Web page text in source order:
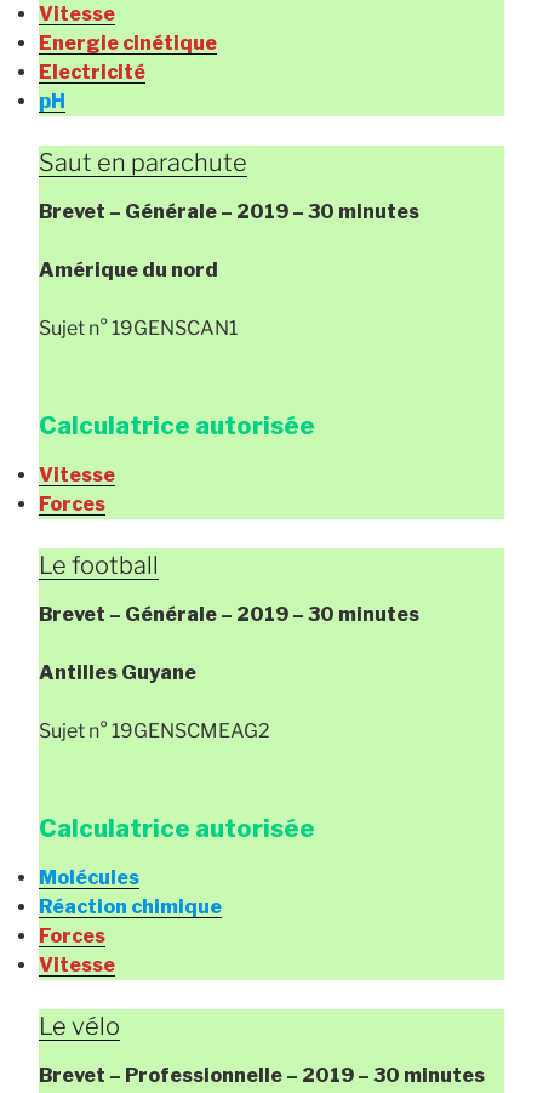
Vitesse
Energie cinétique
Electricité
pH
Saut en parachute
Brevet – Générale – 2019 – 30 minutes
Amérique du nord
Sujet n° 19GENSCAN1
Calculatrice autorisée
Vitesse
Forces
Le football
Brevet – Générale – 2019 – 30 minutes
Antilles Guyane
Sujet n° 19GENSCMEAG2
Calculatrice autorisée
Molécules
Réaction chimique
Forces
Vitesse
Le vélo
Brevet – Professionnelle – 2019 – 30 minutes